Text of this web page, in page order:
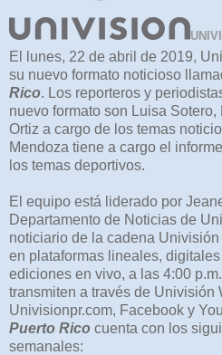
El lunes, 22 de abril de 2019,
su nuevo formato noticioso
Rico. Los reporteros y
nuevo formato son Luisa
Ortiz a cargo de los temas
Mendoza tiene a cargo el
los temas deportivos.
El equipo está liderado por
Departamento de Noticias de
noticiario de la cadena
en plataformas lineales,
ediciones en vivo, a las 4:00
transmiten a través de Univisión
Univisionpr.com, Facebook y
Puerto Rico cuenta con los
semanales: